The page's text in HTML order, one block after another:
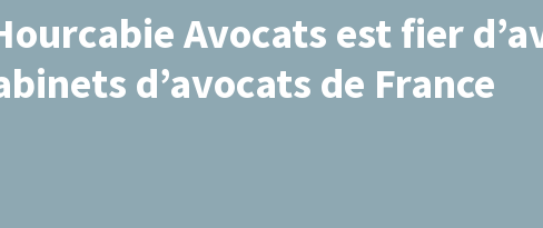
Avocats est fier
d’avocats de France